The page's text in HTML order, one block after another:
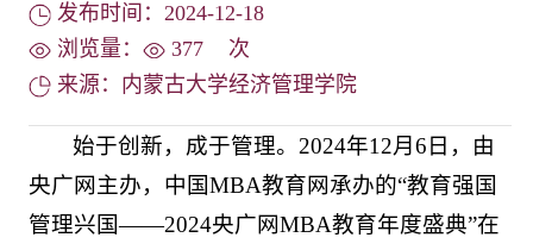
发布时间：2024-12-18
浏览量：
377
次
来源：内蒙古大学经济管理学院
始于创新，成于管理。2024年12月6日，由
央广网主办，中国MBA教育网承办的“教育强国
管理兴国——2024央广网MBA教育年度盛典”在